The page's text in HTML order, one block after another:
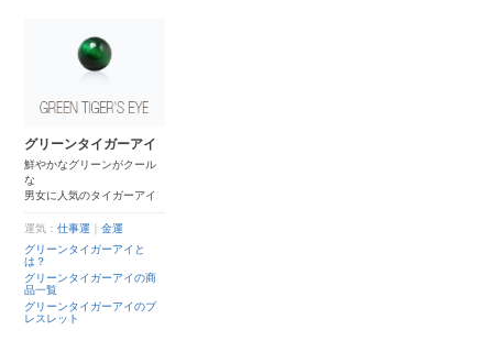
グリーンタイガーアイ
鮮やかなグリーンがクール
な
男女に人気のタイガーアイ
運気：仕事運 ｜金運
グリーンタイガーアイと
は？
グリーンタイガーアイの商
品一覧
グリーンタイガーアイのブ
レスレット